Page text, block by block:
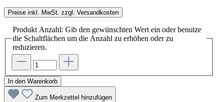
Preise inkl. MwSt. zzgl. Versandkosten
Produkt Anzahl: Gib den gewünschten Wert ein oder benutze
die Schaltflächen um die Anzahl zu erhöhen oder zu
reduzieren.
In den Warenkorb
Zum Merkzettel hinzufügen